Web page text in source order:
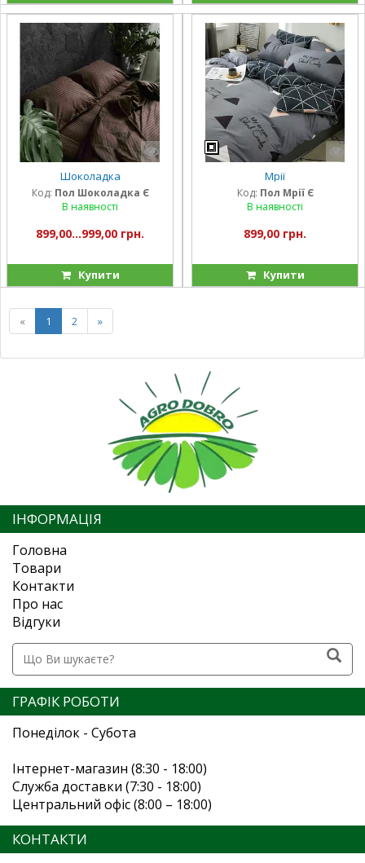
Шоколадка
Код: Пол Шоколадка Є
В наявності
899,00...999,00 грн.
Купити
Мрії
Код: Пол Мрії Є
В наявності
899,00 грн.
Купити
« 1 2 »
ІНФОРМАЦІЯ
Головна
Товари
Контакти
Про нас
Відгуки
ГРАФІК РОБОТИ
Понеділок - Субота
Інтернет-магазин (8:30 - 18:00)
Служба доставки (7:30 - 18:00)
Центральний офіс (8:00 – 18:00)
КОНТАКТИ